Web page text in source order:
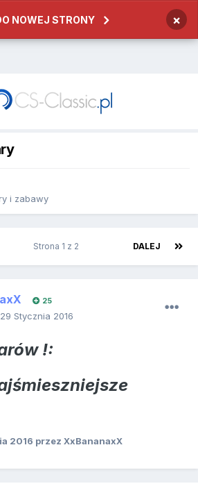
NOWEJ STRONY ×
i zabawy
DALEJ
Strona 1 z 2
25
29 Stycznia 2016
!:
2016 przez XxBananaxX